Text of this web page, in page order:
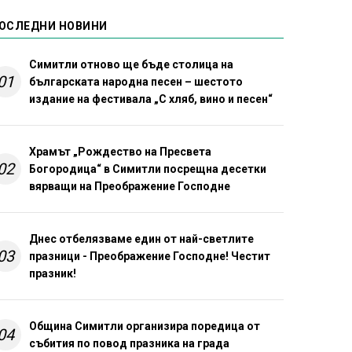
НОВИНИ
Симитли отново ще бъде столица на
българската народна песен – шестото
издание на фестивала „С хляб, вино и песен“
Храмът „Рождество на Пресвета
Богородица“ в Симитли посрещна десетки
вярващи на Преображение Господне
Днес отбелязваме един от най-светлите
празници - Преображение Господне! Честит
празник!
Община Симитли организира поредица от
събития по повод празника на града